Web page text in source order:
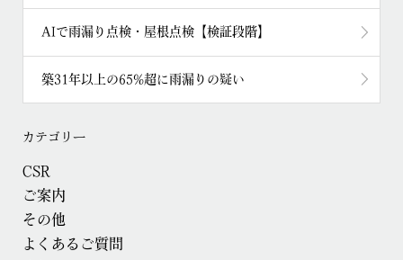
AIで雨漏り点検・屋根点検【検証段階】
築31年以上の65%超に雨漏りの疑い
カテゴリー
CSR
ご案内
その他
よくあるご質問